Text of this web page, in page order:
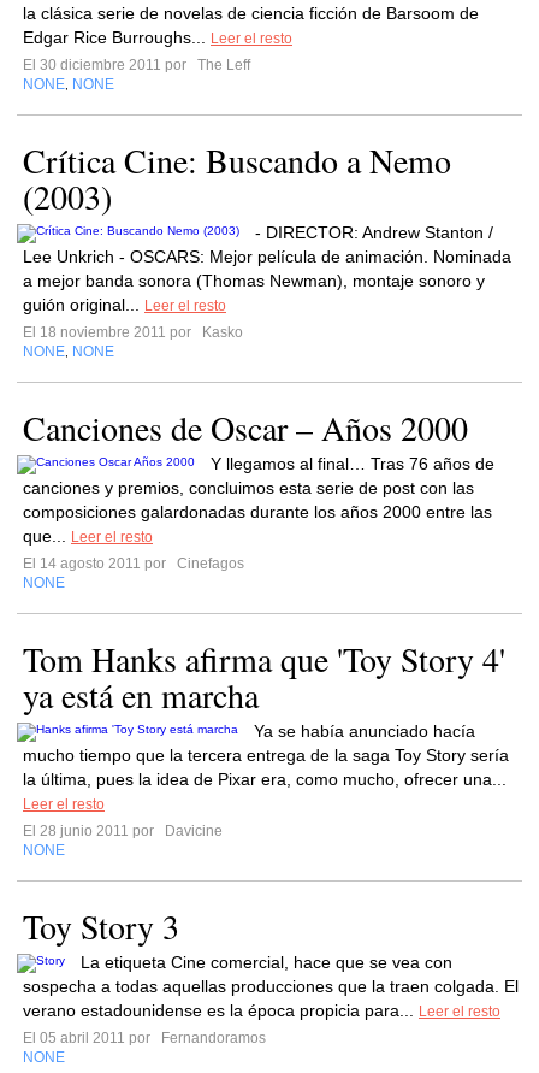
la clásica serie de novelas de ciencia ficción de Barsoom de
Edgar Rice Burroughs...
Leer el resto
El 30 diciembre 2011 por
The Leff
NONE NONE
Crítica Cine: Buscando a Nemo
(2003)
- DIRECTOR: Andrew Stanton /
Lee Unkrich - OSCARS: Mejor película de animación. Nominada
a mejor banda sonora (Thomas Newman), montaje sonoro y
guión original...
Leer el resto
El 18 noviembre 2011 por
Kasko
NONE NONE
Canciones de Oscar – Años 2000
Y llegamos al final… Tras 76 años de
canciones y premios, concluimos esta serie de post con las
composiciones galardonadas durante los años 2000 entre las
que...
Leer el resto
El 14 agosto 2011 por
Cinefagos
NONE
Tom Hanks afirma que 'Toy Story 4'
ya está en marcha
Ya se había anunciado hacía
mucho tiempo que la tercera entrega de la saga Toy Story sería
la última, pues la idea de Pixar era, como mucho, ofrecer una...
Leer el resto
El 28 junio 2011 por
Davicine
NONE
Toy Story 3
La etiqueta Cine comercial, hace que se vea con
sospecha a todas aquellas producciones que la traen colgada. El
verano estadounidense es la época propicia para...
Leer el resto
El 05 abril 2011 por
Fernandoramos
NONE